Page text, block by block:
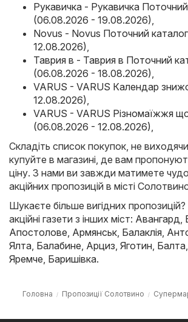
Рукавичка - Рукавичка
(06.08.2026 - 19.08.2026),
Novus - Novus Поточний
12.08.2026),
Таврия в - Таврия в Поточний
(06.08.2026 - 18.08.2026),
VARUS - VARUS Календар
12.08.2026),
VARUS - VARUS Різномаїжжя
(06.08.2026 - 12.08.2026),
Складіть список покупок, не
купуйте в магазині, де вам
ціну. З нами ви завжди матимете
акційних пропозицій в місті
Шукаєте більше вигідних пропозицій?
акційні газети з інших міст: Авангард,
Апостолове, Армянськ, Балаклія,
Ялта, Балабине, Арциз, Яготин, Балта,
Яремче, Баришівка.
Головна Пропозиції Солотвино